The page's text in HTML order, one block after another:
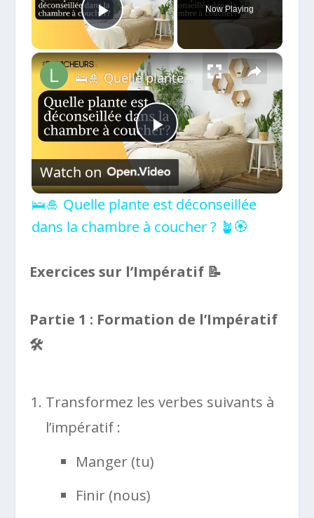
Play Video
Now Playing
×
Play
Video
🛌​🎍​ ​Quelle plante est déconseillée dans la chambre à coucher ? 🪴​🏵️
Watch on
🛌​🎍​ ​Quelle plante est déconseillée
dans la chambre à coucher ? 🪴​🏵️
Exercices sur l’Impératif 📝
Partie 1 : Formation de l’Impératif
🛠️
Transformez les verbes suivants à
l’impératif :
Manger (tu)
Finir (nous)